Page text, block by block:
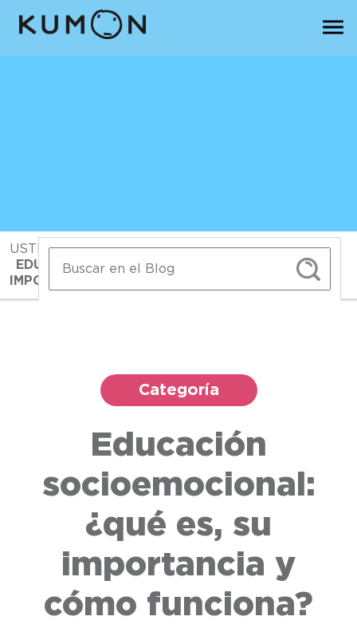
USTED ESTA EN: INICIO > BLOG> >
EDUCACIÓN SOCIOEMOCIONAL: ¿QUÉ ES, SU
IMPORTANCIA Y CÓMO FUNCIONA?
Categoría
Educación
socioemocional:
¿qué es, su
importancia y
cómo funciona?